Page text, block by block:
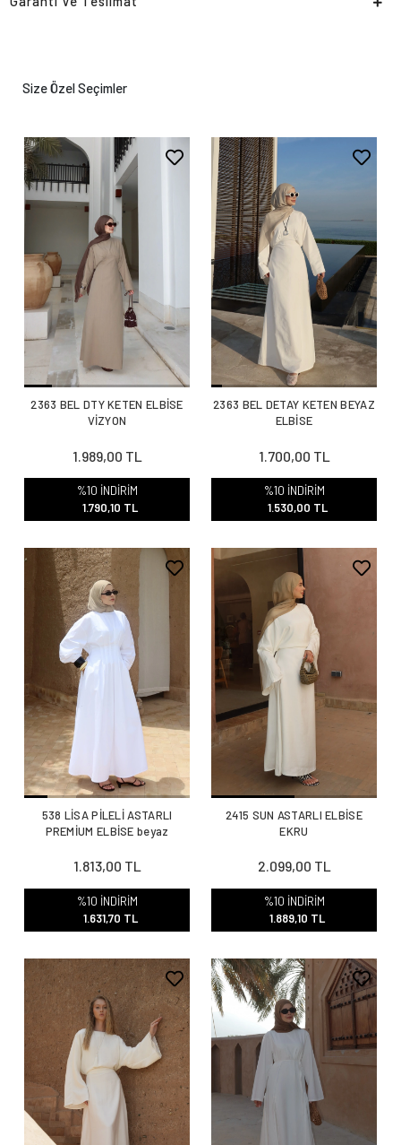
Size Özel Seçimler
2363 BEL DTY KETEN ELBİSE
VİZYON
1.989,00 TL
%10 İNDİRİM
1.790,10 TL
2363 BEL DETAY KETEN BEYAZ
ELBİSE
1.700,00 TL
%10 İNDİRİM
1.530,00 TL
538 LİSA PİLELİ ASTARLI
PREMİUM ELBİSE beyaz
1.813,00 TL
%10 İNDİRİM
1.631,70 TL
2415 SUN ASTARLI ELBİSE
EKRU
2.099,00 TL
%10 İNDİRİM
1.889,10 TL